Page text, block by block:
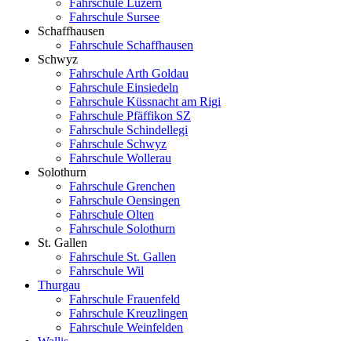
Fahrschule Sursee
Schaffhausen
Fahrschule Schaffhausen
Schwyz
Fahrschule Arth Goldau
Fahrschule Einsiedeln
Fahrschule Küssnacht am Rigi
Fahrschule Pfäffikon SZ
Fahrschule Schindellegi
Fahrschule Schwyz
Fahrschule Wollerau
Solothurn
Fahrschule Grenchen
Fahrschule Oensingen
Fahrschule Olten
Fahrschule Solothurn
St. Gallen
Fahrschule St. Gallen
Fahrschule Wil
Thurgau
Fahrschule Frauenfeld
Fahrschule Kreuzlingen
Fahrschule Weinfelden